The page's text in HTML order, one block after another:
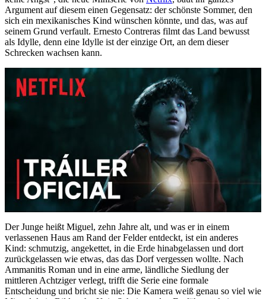
Argument auf diesem einen Gegensatz: der schönste Sommer, den
sich ein mexikanisches Kind wünschen könnte, und das, was auf
seinem Grund verfault. Ernesto Contreras filmt das Land bewusst
als Idylle, denn eine Idylle ist der einzige Ort, an dem dieser
Schrecken wachsen kann.
Der Junge heißt Miguel, zehn Jahre alt, und was er in einem
verlassenen Haus am Rand der Felder entdeckt, ist ein anderes
Kind: schmutzig, angekettet, in die Erde hinabgelassen und dort
zurückgelassen wie etwas, das das Dorf vergessen wollte. Nach
Ammanitis Roman und in eine arme, ländliche Siedlung der
mittleren Achtziger verlegt, trifft die Serie eine formale
Entscheidung und bricht sie nie: Die Kamera weiß genau so viel wie